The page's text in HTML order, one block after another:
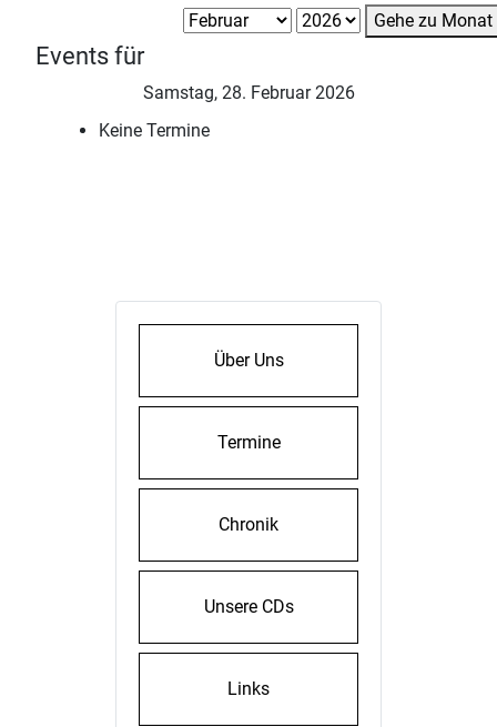
Über Uns
Termine
Chronik
Unsere CDs
Links
Gehe zu Monat
Events für
Samstag, 28. Februar 2026
Keine Termine